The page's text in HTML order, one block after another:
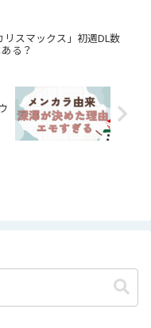
リスマックス」初週DL数
る？